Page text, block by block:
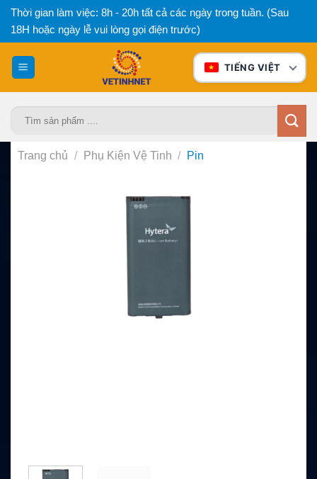
Bỏ
qua
nội
dung
Thời gian làm việc: 8h - 20h tất cả các ngày trong tuần. (Sau
18H hoặc ngày lễ vui lòng gọi điện trước)
TIẾNG VIỆT
Tìm
Trang chủ / Phụ Kiện Vệ Tinh / Pin